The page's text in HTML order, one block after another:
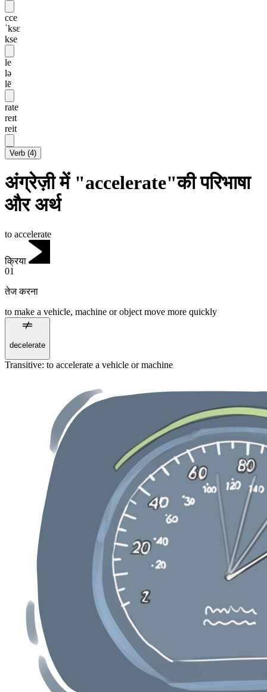
cce
ˈksɛ
kse
le
lə
lē
rate
reɪt
reit
Verb (4)
अंग्रेज़ी में "accelerate"की परिभाषा
और अर्थ
to accelerate
क्रिया
01
तेज करना
to make a vehicle, machine or object move more quickly
decelerate
Transitive: to accelerate a vehicle or machine